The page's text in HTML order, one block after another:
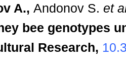
A., Andonov S. et
bee genotypes
Research,